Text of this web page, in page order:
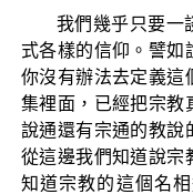
我們幾乎只要一
式各樣的信仰。譬如
你沒有辦法去定義這
集裡面，已經把宗教
說通還有宗通的教說
從這邊我們知道說宗
知道宗教的這個名